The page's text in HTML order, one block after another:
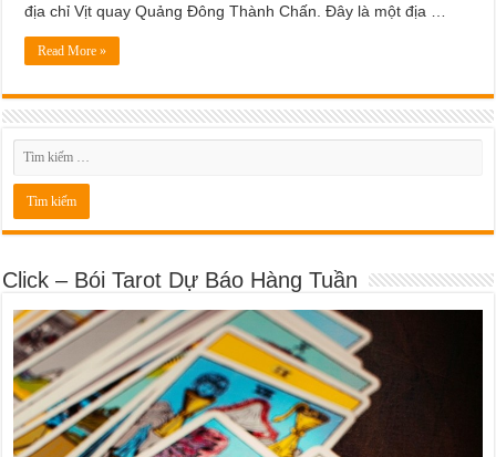
địa chỉ Vịt quay Quảng Đông Thành Chấn. Đây là một địa …
Read More »
Click – Bói Tarot Dự Báo Hàng Tuần